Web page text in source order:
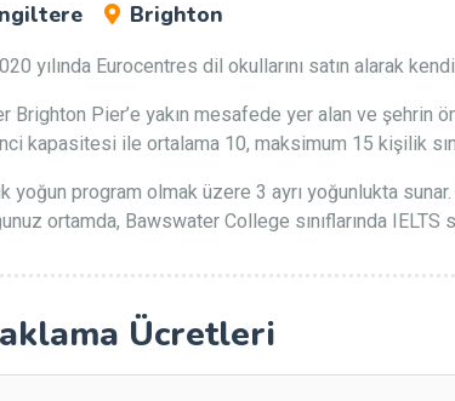
Brighton
yılında Eurocentres dil okullarını satın alarak
Pier’e yakın mesafede yer alan ve şehrin
kapasitesi ile ortalama 10, maksimum 15 kişilik
program olmak üzere 3 ayrı yoğunlukta
ortamda, Bawswater College sınıflarında IELTS
Ücretleri